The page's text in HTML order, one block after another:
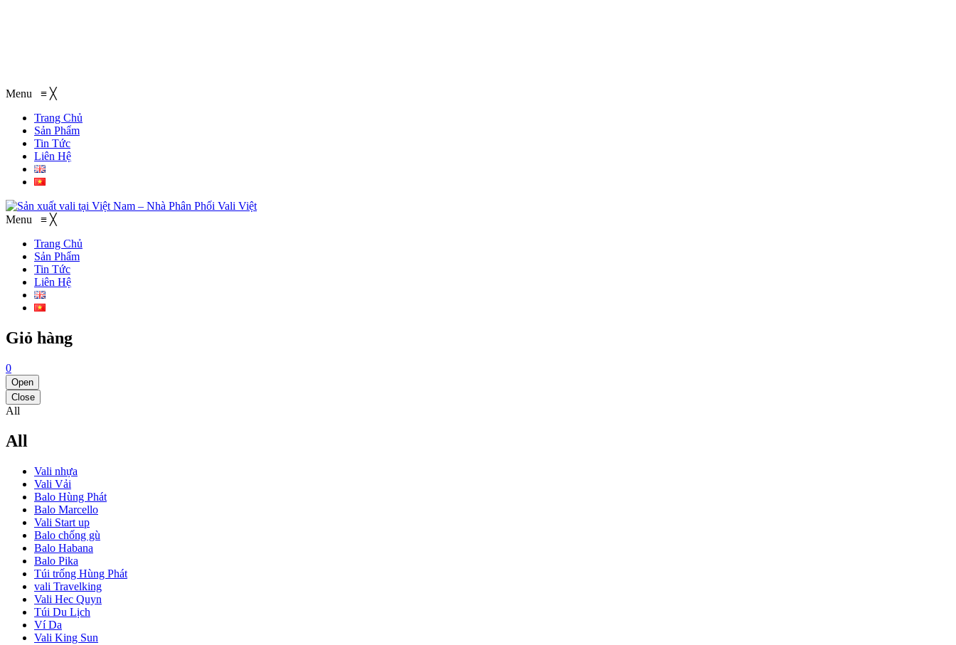
Menu ≡ ╳
Trang Chủ
Sản Phẩm
Tin Tức
Liên Hệ
Menu ≡ ╳
Trang Chủ
Sản Phẩm
Tin Tức
Liên Hệ
Giỏ hàng
0
Open
Close
All
All
Vali nhựa
Vali Vải
Balo Hùng Phát
Balo Marcello
Vali Start up
Balo chống gù
Balo Habana
Balo Pika
Túi trống Hùng Phát
vali Travelking
Vali Hec Quyn
Túi Du Lịch
Ví Da
Vali King Sun